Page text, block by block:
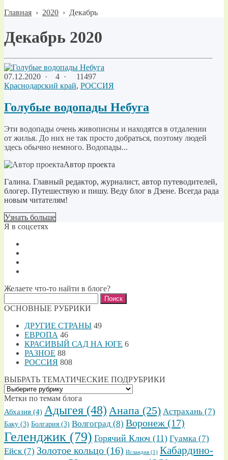
Главная › 2020 › Декабрь
Декабрь 2020
07.12.2020 · 4 ·
11497
Краснодарский край, РОССИЯ
Голубые водопады Небуга
Эти водопады очень живописны и находятся в отдалении
от жилья. До них не так просто добраться, поэтому людей
здесь обычно немного. Водопады...
Автор проекта
Галина. Главный редактор, журналист, автор путеводителей,
блогер. Путешествую и пишу. Веду блог в Дзене. Всегда рада
новым читателям!
Узнать больше
Я в соцсетях
Желаете что-то найти в блоге?
ОСНОВНЫЕ РУБРИКИ
ДРУГИЕ СТРАНЫ 49
ЕВРОПА 46
КРАСИВЫЙ САД НА ЮГЕ 6
РАЗНОЕ 88
РОССИЯ 808
ВЫБРАТЬ ТЕМАТИЧЕСКИЕ ПОДРУБРИКИ
ВЫБРАТЬ
ТЕМАТИЧЕСКИЕ
ПОДРУБРИКИ
Метки по темам блога
Абхазия (4) Адыгея (48) Анапа (25) Астрахань (7)
Баку (3) Болгария (3) Волгоград (8) Воронеж (17)
Геленджик (79) Горячий Ключ (11) Гуамка (7)
Ейск (7) Золотое кольцо (16) Исландия (1) Кабардино-